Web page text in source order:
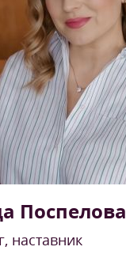
Поспелова
наставник